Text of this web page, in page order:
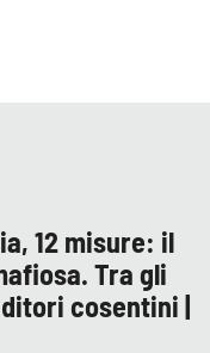
12 misure: il
Tra gli
cosentini |